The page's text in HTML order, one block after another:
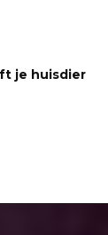
je huisdier